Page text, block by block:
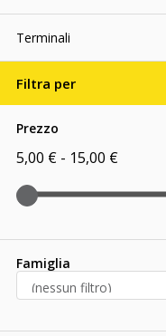
Terminali
Filtra per
Prezzo
5,00 € - 15,00 €
Famiglia